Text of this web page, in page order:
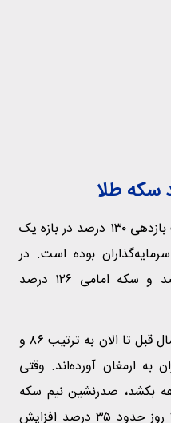
سکه طلا
سکه بهار آزادی طرح قدیم با ثبت بازدهی ۱۳۰ درصد در بازه یک
بوده است. در
همین مدت، نیم سکه ۱۲۹ درصد و سکه امامی ۱۲۶ درصد
ربع سکه و سکه گرمی در از یک سال قبل تا الان به ترتیب ۸۶ و
به ارمغان آورده‌اند. وقتی
بکشد، صدرنشین نیم سکه
است. این نوع سکه در عرض ۳۰ روز حدود ۳۵ درصد افزایش